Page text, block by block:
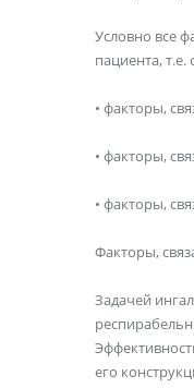
Условно все
пациента,
• факторы,
• факторы,
• факторы,
Факторы,
Задачей
его